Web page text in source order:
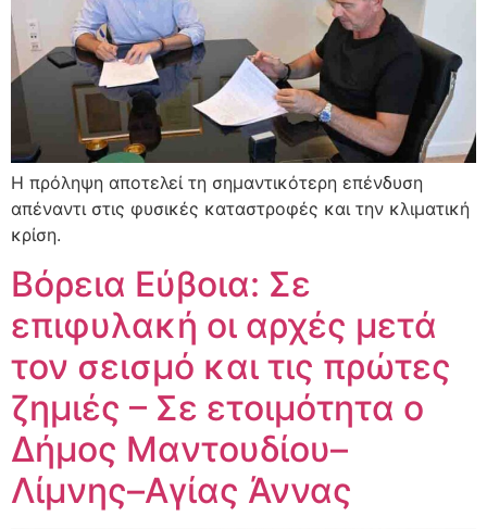
Η πρόληψη αποτελεί τη σημαντικότερη επένδυση
απέναντι στις φυσικές καταστροφές και την κλιματική
κρίση.
Βόρεια Εύβοια: Σε
επιφυλακή οι αρχές μετά
τον σεισμό και τις πρώτες
ζημιές – Σε ετοιμότητα ο
Δήμος Μαντουδίου–
Λίμνης–Αγίας Άννας